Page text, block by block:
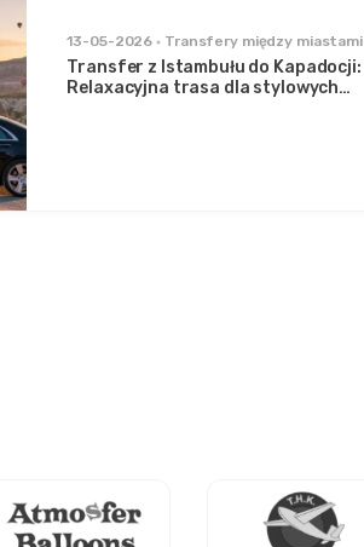
13-05-2026 Transfery między miastami
Transfer z Istambułu do Kapadocji:
Relaxacyjna trasa dla stylowych